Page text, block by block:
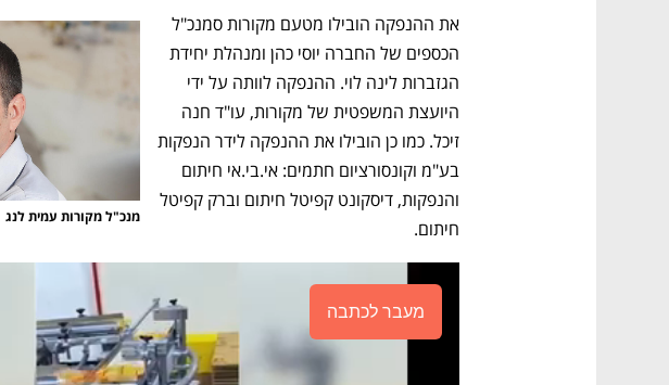
מנכ"ל מקורות עמית לנג
חיתום.
מעבר לכתבה